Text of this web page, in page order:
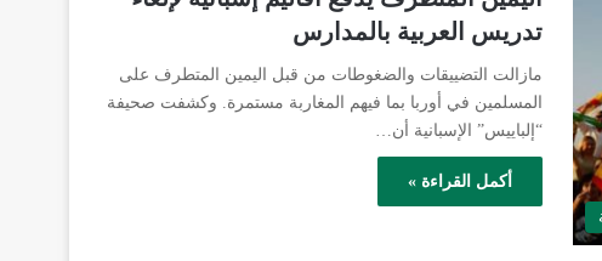
تدريس العربية بالمدارس
مازالت التضييقات والضغوطات من قبل اليمين المتطرف على
المسلمين في أوربا بما فيهم المغاربة مستمرة. وكشفت صحيفة
“إلباييس” الإسبانية أن…
أكمل القراءة »